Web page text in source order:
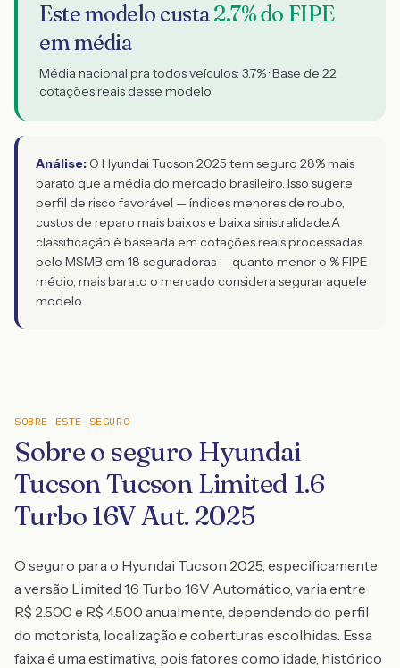
Este modelo custa2.7% do FIPE
em média
Média nacional pra todos veículos: 3.7% · Base de 22
cotações reais desse modelo.
Análise: O Hyundai Tucson 2025 tem seguro 28% mais
barato que a média do mercado brasileiro. Isso sugere
perfil de risco favorável — índices menores de roubo,
custos de reparo mais baixos e baixa sinistralidade.A
classificação é baseada em cotações reais processadas
pelo MSMB em 18 seguradoras — quanto menor o % FIPE
médio, mais barato o mercado considera segurar aquele
modelo.
SOBRE ESTE SEGURO
Sobre o seguro Hyundai
Tucson Tucson Limited 1.6
Turbo 16V Aut. 2025
O seguro para o Hyundai Tucson 2025, especificamente
a versão Limited 1.6 Turbo 16V Automático, varia entre
R$ 2.500 e R$ 4.500 anualmente, dependendo do perfil
do motorista, localização e coberturas escolhidas. Essa
faixa é uma estimativa, pois fatores como idade, histórico